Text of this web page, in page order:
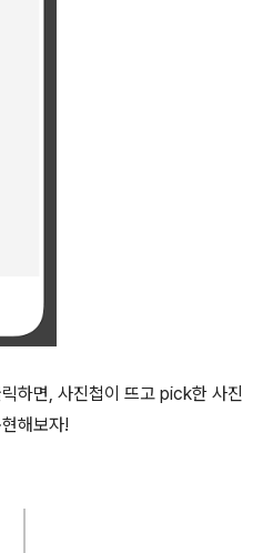
하면, 사진첩이 뜨고 pick한 사진
해보자!